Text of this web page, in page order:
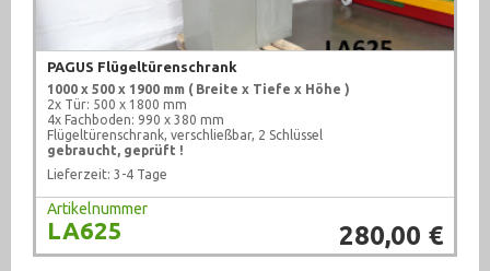
PAGUS Flügeltürenschrank
1000 x 500 x 1900 mm ( Breite x Tiefe x Höhe )
2x Tür: 500 x 1800 mm
4x Fachboden: 990 x 380 mm
Flügeltürenschrank, verschließbar, 2 Schlüssel
gebraucht, geprüft !
Lieferzeit: 3-4 Tage
Artikelnummer
LA625 280,00 €